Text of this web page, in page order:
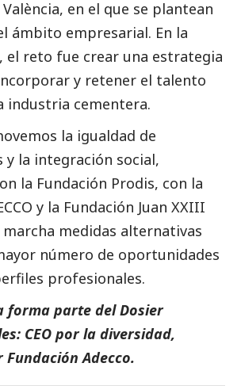
en el que se plantean
ámbito empresarial. En la
el reto fue crear una estrategia
y retener el talento
industria cementera.
la igualdad de
y la integración social,
la Fundación Prodis, con la
y la Fundación Juan XXIII
medidas alternativas
número de oportunidades
profesionales.
forma parte delDosier
CEO por la diversidad,
Adecco.